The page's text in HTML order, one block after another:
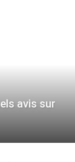
avis sur